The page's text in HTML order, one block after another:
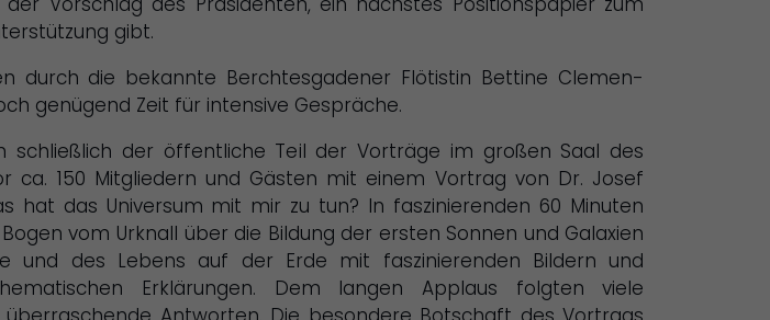
gibt.
durch die bekannte Berchtesgadener Flötistin Bettine Clemen-
genügend Zeit für intensive Gespräche.
schließlich der öffentliche Teil der Vorträge im großen Saal des
ca. 150 Mitgliedern und Gästen mit einem Vortrag von Dr. Josef
hat das Universum mit mir zu tun? In faszinierenden 60 Minuten
vom Urknall über die Bildung der ersten Sonnen und Galaxien
und des Lebens auf der Erde mit faszinierenden Bildern und
Erklärungen. Dem langen Applaus folgten viele